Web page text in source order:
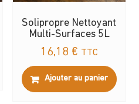
Solipropre Nettoyant
Multi-Surfaces 5L
16,18 € TTC
Ajouter au panier